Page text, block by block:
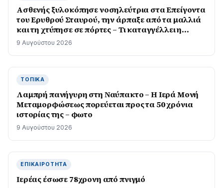
Ασθενής ξυλοκόπησε νοσηλεύτρια στα Επείγοντα
του Ερυθρού Σταυρού, την άρπαξε από τα μαλλιά
και τη χτύπησε σε πόρτες – Τι καταγγέλλει η
ΠΟΕΔΗΝ
9 Αυγούστου 2026
ΤΟΠΙΚΆ
Λαμπρή πανήγυρη στη Ναύπακτο – Η Ιερά Μονή
Μεταμορφώσεως πορεύεται προς τα 50 χρόνια
ιστορίας της – φωτο
9 Αυγούστου 2026
ΕΠΙΚΑΙΡΌΤΗΤΑ
Ιερέας έσωσε 78χρονη από πνιγμό